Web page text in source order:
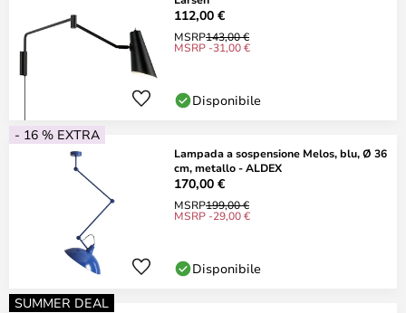
112,00 €
MSRP143,00 €
MSRP -31,00 €
Disponibile
- 16 % EXTRA
Lampada a sospensione Melos, blu, Ø 36
cm, metallo - ALDEX
170,00 €
MSRP199,00 €
MSRP -29,00 €
Disponibile
SUMMER DEAL